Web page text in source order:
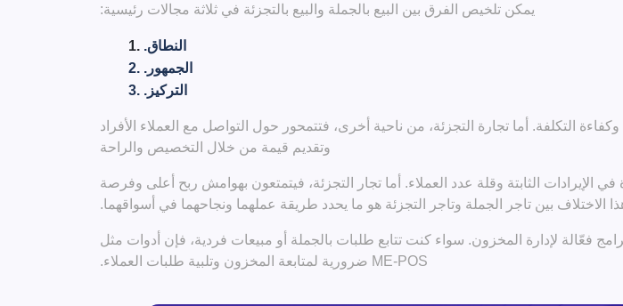
يمكن تلخيص الفرق بين البيع بالجملة والبيع بالتجزئة في ثلاثة مجالات رئيسية:
النطاق.
الجمهور.
التركيز.
التكلفة. أما تجارة التجزئة، من ناحية أخرى، فتتمحور حول التواصل مع العملاء الأفراد
وتقديم قيمة من خلال التخصيص والراحة
في الإيرادات الثابتة وقلة عدد العملاء. أما تجار التجزئة، فيتمتعون بهوامش ربح أعلى وفرصة
الاختلاف بين تاجر الجملة وتاجر التجزئة هو ما يحدد طريقة عملهما ونجاحهما في أسواقهما.
فعّالة لإدارة المخزون. سواء كنت تتابع طلبات بالجملة أو مبيعات فردية، فإن أدوات مثل
ME-POS ضرورية لمتابعة المخزون وتلبية طلبات العملاء.